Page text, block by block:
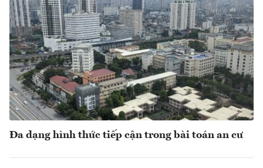
Đa dạng hình thức tiếp cận trong bài toán an cư